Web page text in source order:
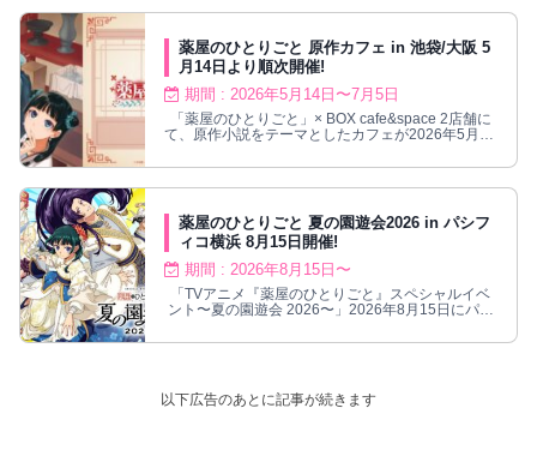
薬屋のひとりごと 原作カフェ in 池袋/大阪 5
月14日より順次開催!
期間 : 2026年5月14日〜7月5日
「薬屋のひとりごと」× BOX cafe&space 2店舗に
て、原作小説をテーマとしたカフェが2026年5月14
薬屋のひとりごと 夏の園遊会2026 in パシフ
ィコ横浜 8月15日開催!
期間 : 2026年8月15日〜
「TVアニメ『薬屋のひとりごと』スペシャルイベ
ント〜夏の園遊会 2026〜」2026年8月15日にパシ
以下広告のあとに記事が続きます